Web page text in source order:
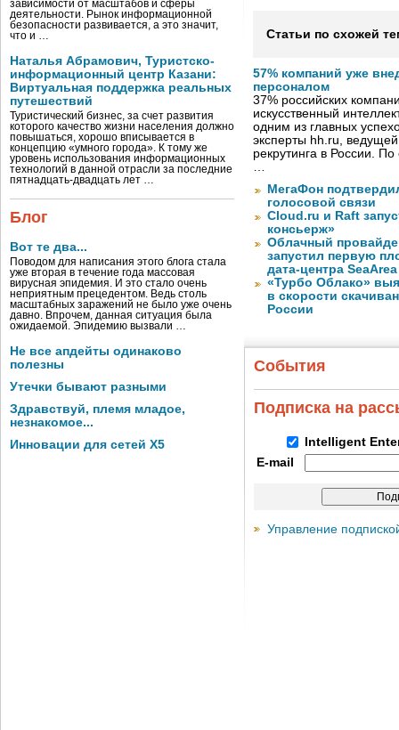
зависимости от масштабов и сферы
деятельности. Рынок информационной
безопасности развивается, а это значит,
что и …
Наталья Абрамович, Туристско-
информационный центр Казани:
Виртуальная поддержка реальных
путешествий
Туристический бизнес, за счет развития
которого качество жизни населения должно
повышаться, хорошо вписывается в
концепцию «умного города». К тому же
уровень использования информационных
технологий в данной отрасли за последние
пятнадцать-двадцать лет …
Блог
Вот те два...
Поводом для написания этого блога стала
уже вторая в течение года массовая
вирусная эпидемия. И это стало очень
неприятным прецедентом. Ведь столь
масштабных заражений не было уже очень
давно. Впрочем, данная ситуация была
ожидаемой. Эпидемию вызвали …
Не все апдейты одинаково
полезны
Утечки бывают разными
Здравствуй, племя младое,
незнакомое...
Инновации для сетей X5
Статьи по схожей
57% компаний уже
персоналом
37% российских
искусственный
одним из главных
эксперты hh.ru,
рекрутинга в России.
…
МегаФон
голосовой связи
Cloud.ru и Raft
консьерж»
Облачный
запустил первую
дата-центра
«Турбо Облако»
в скорости
России
События
Подписка на
Intelligent
E-mail
Управление